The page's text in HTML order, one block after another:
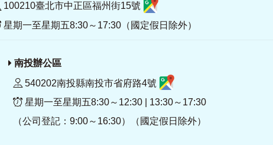
100210臺北市中正區福州街15號
星期一至星期五8:30～17:30（國定假日除外）
南投辦公區
540202南投縣南投市省府路4號
星期一至星期五8:30～12:30 | 13:30～17:30
（公司登記：9:00～16:30）（國定假日除外）